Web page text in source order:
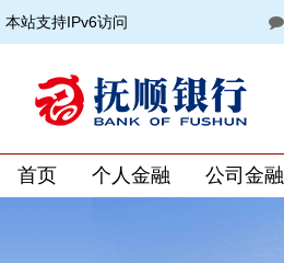
本站支持IPv6访问
首页 个人金融 公司金融